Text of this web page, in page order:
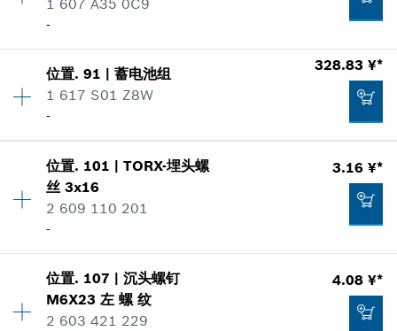
92.43 ¥*
加入购物车
零件信息
显示在插图
3.68 ¥*
* 显示的价格包含增值税
1 607 A35 0C9
-
数量 1
价格类组:00
使用证明
显示在插图
391.60 ¥*
*显示的价格包含增值税
位置.91 |蓄电池组
1 617 S01 Z8W
-
328.83 ¥*
价格类组
38
零件信息
位置. 101 |TORX-埋头螺
丝 3x16
2 609 110 201
-
3.16 ¥*
数量 8
价格类组: 00
零件信息
位置. 107 |沉头螺钉
M6X23 左 螺 纹
2 603 421 229
4.08 ¥*